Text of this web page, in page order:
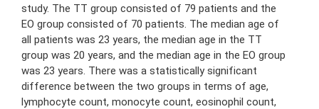
study. The TT group consisted of 79 patients and the
EO group consisted of 70 patients. The median age of
all patients was 23 years, the median age in the TT
group was 20 years, and the median age in the EO group
was 23 years. There was a statistically significant
difference between the two groups in terms of age,
lymphocyte count, monocyte count, eosinophil count,